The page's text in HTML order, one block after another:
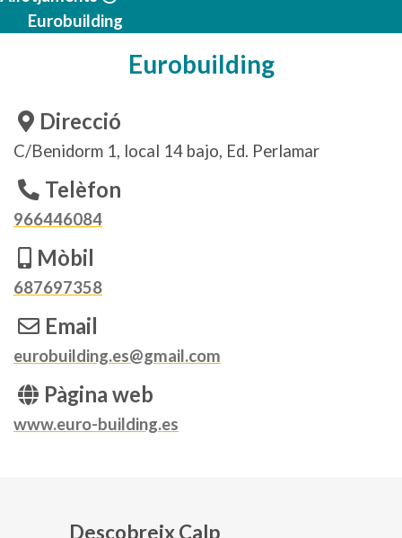
Eurobuilding
Eurobuilding
Direcció
C/Benidorm 1, local 14 bajo, Ed. Perlamar
Telèfon
966446084
Mòbil
687697358
Email
eurobuilding.es@gmail.com
Pàgina web
www.euro-building.es
Descobreix Calp